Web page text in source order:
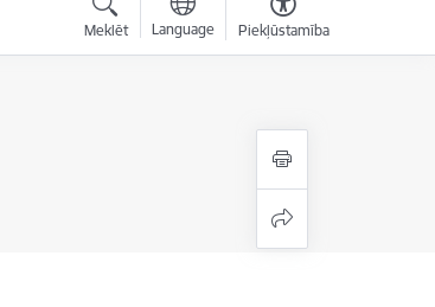
Meklēt Language Piekļūstamība